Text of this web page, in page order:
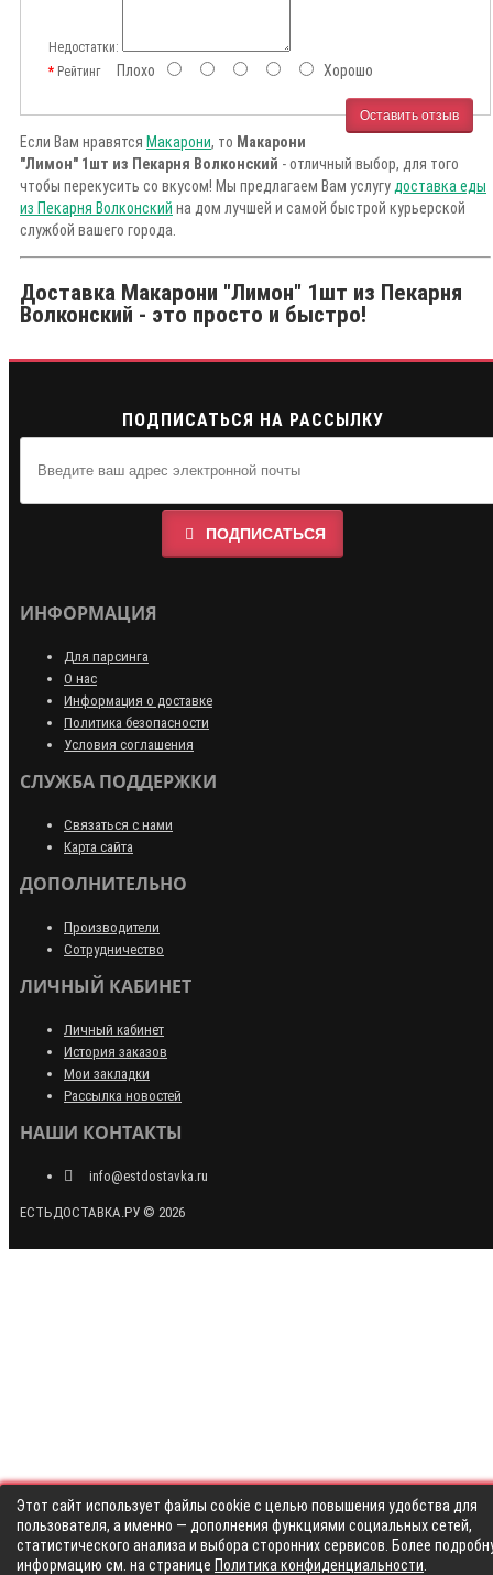
Недостатки:
РейтингПлохо Хорошо
Оставить отзыв
Если Вам нравятся Макарони, то Макарони
"Лимон" 1шт из Пекарня Волконский - отличный выбор, для того
чтобы перекусить со вкусом! Мы предлагаем Вам услугу доставка еды
из Пекарня Волконский на дом лучшей и самой быстрой курьерской
службой вашего города.
Доставка Макарони "Лимон" 1шт из Пекарня
Волконский - это просто и быстро!
ПОДПИСАТЬСЯ НА РАССЫЛКУ
ПОДПИСАТЬСЯ
ИНФОРМАЦИЯ
Для парсинга
О нас
Информация о доставке
Политика безопасности
Условия соглашения
СЛУЖБА ПОДДЕРЖКИ
Связаться с нами
Карта сайта
ДОПОЛНИТЕЛЬНО
Производители
Сотрудничество
ЛИЧНЫЙ КАБИНЕТ
Личный кабинет
История заказов
Мои закладки
Рассылка новостей
НАШИ КОНТАКТЫ
info@estdostavka.ru
ЕСТЬДОСТАВКА.РУ © 2026
Этот сайт использует файлы cookie с целью повышения удобства для
пользователя, а именно — дополнения функциями социальных сетей,
статистического анализа и выбора сторонних сервисов. Более
информацию см. на странице Политика конфиденциальности